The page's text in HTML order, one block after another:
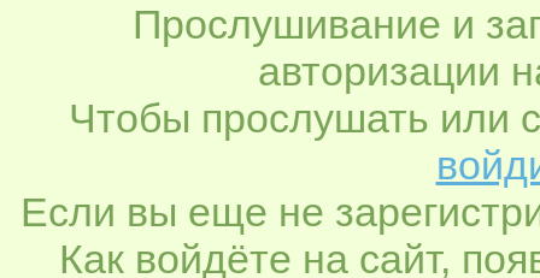
Прослушивание и
авторизации
Чтобы прослушать или
Если вы еще не
Как войдёте на сайт,